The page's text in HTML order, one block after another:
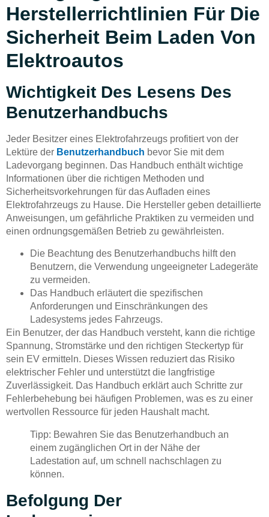
Herstellerrichtlinien Für Die
Sicherheit Beim Laden Von
Elektroautos
Wichtigkeit Des Lesens Des
Benutzerhandbuchs
Jeder Besitzer eines Elektrofahrzeugs profitiert von der
Lektüre der Benutzerhandbuch bevor Sie mit dem
Ladevorgang beginnen. Das Handbuch enthält wichtige
Informationen über die richtigen Methoden und
Sicherheitsvorkehrungen für das Aufladen eines
Elektrofahrzeugs zu Hause. Die Hersteller geben detaillierte
Anweisungen, um gefährliche Praktiken zu vermeiden und
einen ordnungsgemäßen Betrieb zu gewährleisten.
Die Beachtung des Benutzerhandbuchs hilft den
Benutzern, die Verwendung ungeeigneter Ladegeräte
zu vermeiden.
Das Handbuch erläutert die spezifischen
Anforderungen und Einschränkungen des
Ladesystems jedes Fahrzeugs.
Ein Benutzer, der das Handbuch versteht, kann die richtige
Spannung, Stromstärke und den richtigen Steckertyp für
sein EV ermitteln. Dieses Wissen reduziert das Risiko
elektrischer Fehler und unterstützt die langfristige
Zuverlässigkeit. Das Handbuch erklärt auch Schritte zur
Fehlerbehebung bei häufigen Problemen, was es zu einer
wertvollen Ressource für jeden Haushalt macht.
Tipp: Bewahren Sie das Benutzerhandbuch an
einem zugänglichen Ort in der Nähe der
Ladestation auf, um schnell nachschlagen zu
können.
Befolgung Der